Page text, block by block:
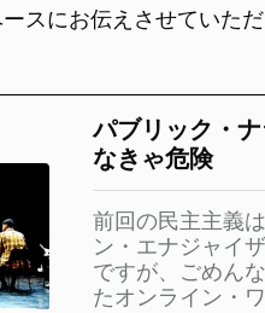
スにお伝えさせていただ
パブリック・
なきゃ危険
前回の民主主義
ン・エナジャイ
ですが、ごめん
たオンライン・